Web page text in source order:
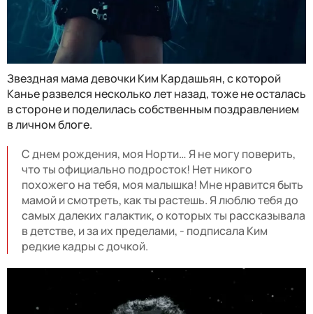
Звездная мама девочки Ким Кардашьян, с которой
Канье развелся несколько лет назад, тоже не осталась
в стороне и поделилась собственным поздравлением
в личном блоге.
С днем рождения, моя Норти… Я не могу поверить,
что ты официально подросток! Нет никого
похожего на тебя, моя малышка! Мне нравится быть
мамой и смотреть, как ты растешь. Я люблю тебя до
самых далеких галактик, о которых ты рассказывала
в детстве, и за их пределами, - подписала Ким
редкие кадры с дочкой.